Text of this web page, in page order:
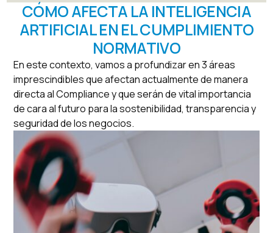
CÓMO AFECTA LA INTELIGENCIA
ARTIFICIAL EN EL CUMPLIMIENTO
NORMATIVO
En este contexto, vamos a profundizar en 3 áreas
imprescindibles que afectan actualmente de manera
directa al Compliance y que serán de vital importancia
de cara al futuro para la sostenibilidad, transparencia y
seguridad de los negocios.